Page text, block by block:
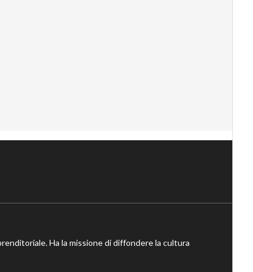
Ha la missione di diffondere la cultura